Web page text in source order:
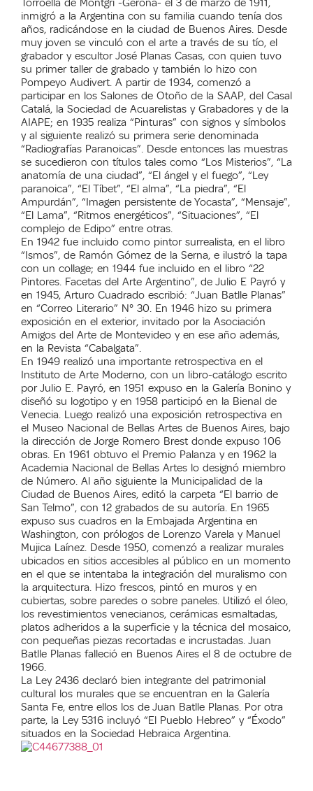
inmigró a la Argentina con su familia cuando tenía dos
años, radicándose en la ciudad de Buenos Aires. Desde
muy joven se vinculó con el arte a través de su tío, el
grabador y escultor José Planas Casas, con quien tuvo
su primer taller de grabado y también lo hizo con
Pompeyo Audivert. A partir de 1934, comenzó a
participar en los Salones de Otoño de la SAAP, del Casal
Catalá, la Sociedad de Acuarelistas y Grabadores y de la
AIAPE; en 1935 realiza “Pinturas” con signos y símbolos
y al siguiente realizó su primera serie denominada
“Radiografías Paranoicas”. Desde entonces las muestras
se sucedieron con títulos tales como “Los Misterios”, “La
anatomía de una ciudad”, “El ángel y el fuego”, “Ley
paranoica”, “El Tíbet”, “El alma”, “La piedra”, “El
Ampurdán”, “Imagen persistente de Yocasta”, “Mensaje”,
“El Lama”, “Ritmos energéticos”, “Situaciones”, “El
complejo de Edipo” entre otras.
En 1942 fue incluido como pintor surrealista, en el libro
“Ismos”, de Ramón Gómez de la Serna, e ilustró la tapa
con un collage; en 1944 fue incluido en el libro “22
Pintores. Facetas del Arte Argentino”, de Julio E Payró y
en 1945, Arturo Cuadrado escribió: “Juan Batlle Planas”
en “Correo Literario” N° 30. En 1946 hizo su primera
exposición en el exterior, invitado por la Asociación
Amigos del Arte de Montevideo y en ese año además,
en la Revista “Cabalgata”.
En 1949 realizó una importante retrospectiva en el
Instituto de Arte Moderno, con un libro-catálogo escrito
por Julio E. Payró, en 1951 expuso en la Galería Bonino y
diseñó su logotipo y en 1958 participó en la Bienal de
Venecia. Luego realizó una exposición retrospectiva en
el Museo Nacional de Bellas Artes de Buenos Aires, bajo
la dirección de Jorge Romero Brest donde expuso 106
obras. En 1961 obtuvo el Premio Palanza y en 1962 la
Academia Nacional de Bellas Artes lo designó miembro
de Número. Al año siguiente la Municipalidad de la
Ciudad de Buenos Aires, editó la carpeta “El barrio de
San Telmo”, con 12 grabados de su autoría. En 1965
expuso sus cuadros en la Embajada Argentina en
Washington, con prólogos de Lorenzo Varela y Manuel
Mujica Laínez. Desde 1950, comenzó a realizar murales
ubicados en sitios accesibles al público en un momento
en el que se intentaba la integración del muralismo con
la arquitectura. Hizo frescos, pintó en muros y en
cubiertas, sobre paredes o sobre paneles. Utilizó el óleo,
los revestimientos venecianos, cerámicas esmaltadas,
platos adheridos a la superficie y la técnica del mosaico,
con pequeñas piezas recortadas e incrustadas. Juan
Batlle Planas falleció en Buenos Aires el 8 de octubre de
1966.
La Ley 2436 declaró bien integrante del patrimonial
cultural los murales que se encuentran en la Galería
Santa Fe, entre ellos los de Juan Batlle Planas. Por otra
parte, la Ley 5316 incluyó “El Pueblo Hebreo” y “Éxodo”
situados en la Sociedad Hebraica Argentina.